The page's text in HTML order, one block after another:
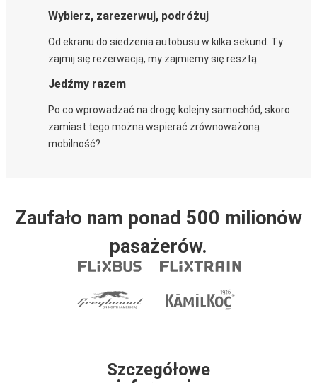
Wybierz, zarezerwuj, podróżuj
Od ekranu do siedzenia autobusu w kilka sekund. Ty
zajmij się rezerwacją, my zajmiemy się resztą.
Jedźmy razem
Po co wprowadzać na drogę kolejny samochód, skoro
zamiast tego można wspierać zrównoważoną
mobilność?
Zaufało nam ponad 500 milionów
pasażerów.
Szczegółowe